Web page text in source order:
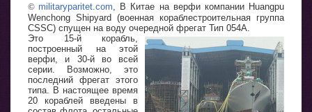
©militaryparitet.com , В Китае на верфи компании Huangpu
Wenchong Shipyard (военная кораблестроительная группа
CSSC) спущен на воду очередной фрегат Тип 054А.
Это 15-й корабль,
построенный на этой
верфи, и 30-й во всей
серии. Возможно, это
последний фрегат этого
типа. В настоящее время
20 кораблей введены в